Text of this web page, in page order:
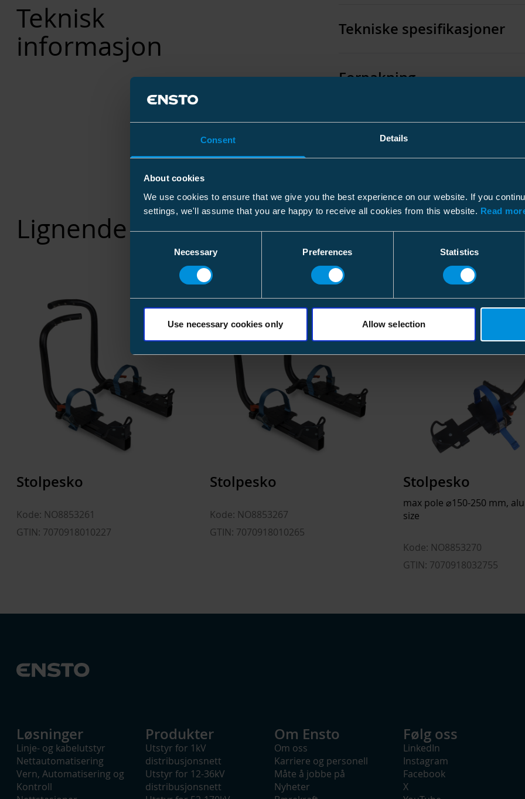
Consent Details
About cookies
We use cookies to ensure that we give you the best experience on our website. If you
settings, we'll assume that you are happy to receive all cookies from this website. Read
Necessary Preferences Statistics
Use necessary cookies only Allow selection
Teknisk
informasjon
Tekniske spesifikasjoner
Bredde
Forpakning
Pakkestørrelse
Vekt
Lignende produkter
Stolpesko
Kode: NO8853261
GTIN: 7070918010227
Stolpesko
Kode: NO8853267
GTIN: 7070918010265
Stolpesko
max pole ⌀150-250 mm,
size
Kode: NO8853270
GTIN: 7070918032755
Løsninger
Linje- og kabelutstyr
Nettautomatisering
Vern, Automatisering og
Kontroll
Produkter
Utstyr for 1kV
distribusjonsnett
Utstyr for 12-36kV
distribusjonsnett
Om Ensto
Om oss
Karriere og personell
Måte å jobbe på
Nyheter
Følg oss
LinkedIn
Instagram
Facebook
X